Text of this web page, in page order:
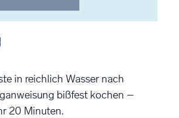
bewerten
bewerten
in reichlich Wasser nach
bißfest kochen –
20 Minuten.